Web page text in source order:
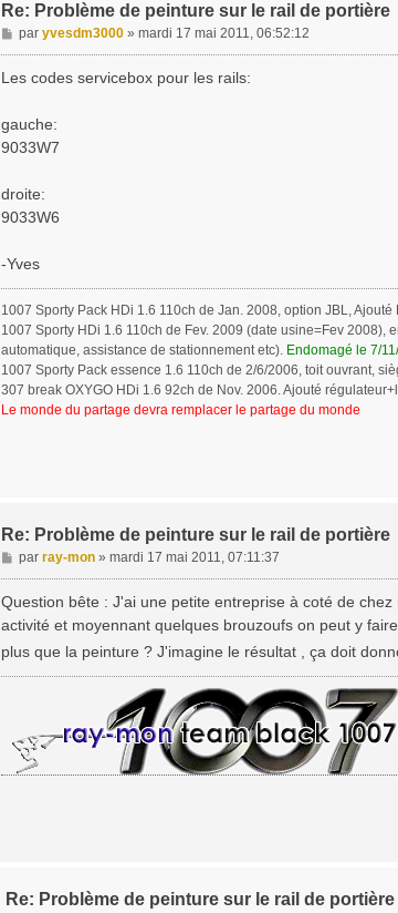
Re: Problème de peinture sur le rail de portière
M
e
s
g
e
par yvesdm3000» mardi 17 mai 2011, 06:52:12
Les codes servicebox pour les rails:
gauche:
9033W7
droite:
9033W6
-Yves
1007 Sporty Pack HDi 1.6 110ch de Jan. 2008, option JBL,
1007 Sporty HDi 1.6 110ch de Fev. 2009 (date usine=Fev 2008),
automatique, assistance de stationnement etc). Endomagé le 7/
1007 Sporty Pack essence 1.6 110ch de 2/6/2006, toit ouvrant,
307 break OXYGO HDi 1.6 92ch de Nov. 2006. Ajouté
Le monde du partage devra remplacer le partage du monde
Re: Problème de peinture sur le rail de portière
M
e
s
g
e
par ray-mon» mardi 17 mai 2011, 07:11:37
Question bête : J'ai une petite entreprise à coté de
activité et moyennant quelques brouzoufs on peut y
plus que la peinture ? J'imagine le résultat , ça doit
Re: Problème de peinture sur le rail de portière